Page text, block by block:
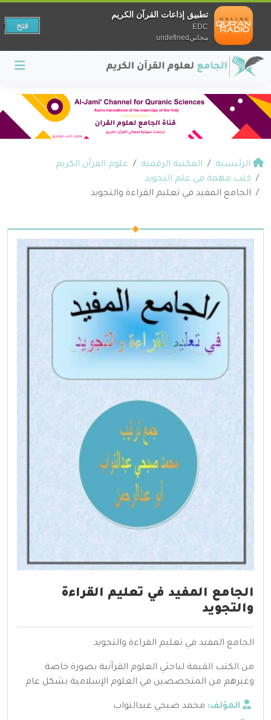
الرئيسية المكتبة الرقمية
علوم القرآن الكريم
كتب مهمة في علم التجويد
الجامع المفيد في تعليم القراءة والتجويد
الجامع المفيد في تعليم القراءة
والتجويد
الجامع المفيد في تعليم القراءة والتجويد
من الكتب القيمة لباحثي العلوم القرآنية بصورة خاصة
وغيرهم من المتخصصين في العلوم الإسلامية بشكل عام
المؤلف: محمد صبحي عبدالتواب
تطبيق إذاعات القرآن الكريم
EDC
مجانيundefined
فتح